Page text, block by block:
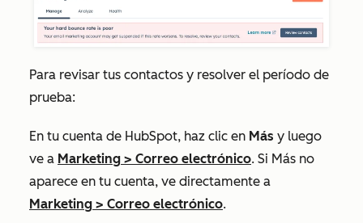
Para revisar tus contactos y resolver el período de
prueba:
En tu cuenta de HubSpot, haz clic en Más y luego
ve a Marketing > Correo electrónico. Si Más no
aparece en tu cuenta, ve directamente a
Marketing > Correo electrónico.